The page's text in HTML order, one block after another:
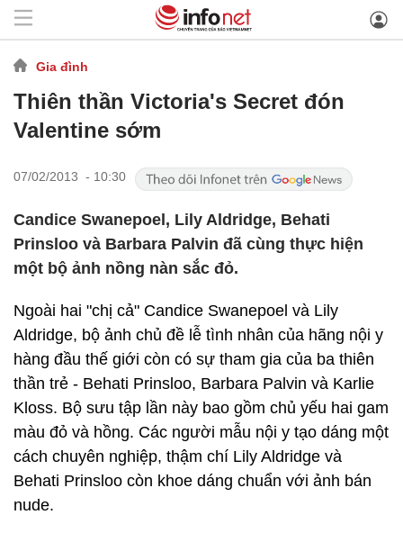
Gia đình
Thiên thần Victoria's Secret đón
Valentine sớm
07/02/2013 - 10:30
Candice Swanepoel, Lily Aldridge, Behati
Prinsloo và Barbara Palvin đã cùng thực hiện
một bộ ảnh nồng nàn sắc đỏ.
Ngoài hai "chị cả" Candice Swanepoel và Lily
Aldridge, bộ ảnh chủ đề lễ tình nhân của hãng nội y
hàng đầu thế giới còn có sự tham gia của ba thiên
thần trẻ - Behati Prinsloo, Barbara Palvin và Karlie
Kloss. Bộ sưu tập lần này bao gồm chủ yếu hai gam
màu đỏ và hồng. Các người mẫu nội y tạo dáng một
cách chuyên nghiệp, thậm chí Lily Aldridge và
Behati Prinsloo còn khoe dáng chuẩn với ảnh bán
nude.